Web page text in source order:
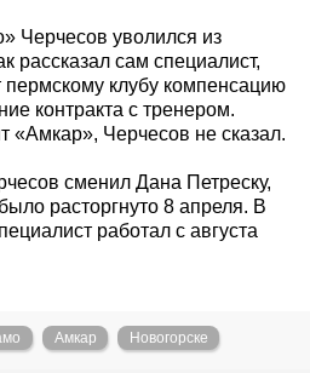
Черчесов уволился из
рассказал сам специалист,
клубу компенсацию
контракта с тренером.
«Амкар», Черчесов не сказал.
сменил Дана Петреску,
расторгнуто 8 апреля. В
работал с августа
Амкар Новогорске